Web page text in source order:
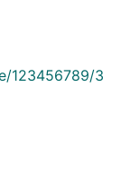
123456789/3